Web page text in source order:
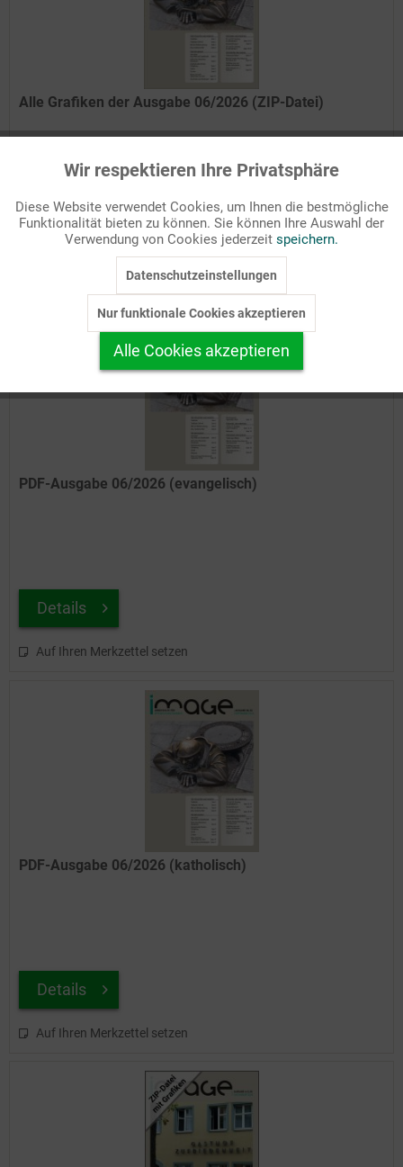
Alle Grafiken der Ausgabe 06/2026 (ZIP-Datei)
Wohlfahrtsverbände Caritas und Diakonie, der tag der Schöpfung
Details
Auf Ihren Merkzettel setzen
PDF-Ausgabe 06/2026 (evangelisch)
Details
Auf Ihren Merkzettel setzen
PDF-Ausgabe 06/2026 (katholisch)
Details
Auf Ihren Merkzettel setzen
Funktionale Aktiv
Marketing Inaktiv
Personalisierung Inaktiv
Service
Wir respektieren Ihre Privatsphäre
Diese Website verwendet Cookies, um Ihnen die bestmögliche
Funktionalität bieten zu können. Sie können Ihre Auswahl der
Verwendung von Cookies jederzeit speichern.
Datenschutzeinstellungen
Nur funktionale Cookies akzeptieren
Alle Cookies akzeptieren